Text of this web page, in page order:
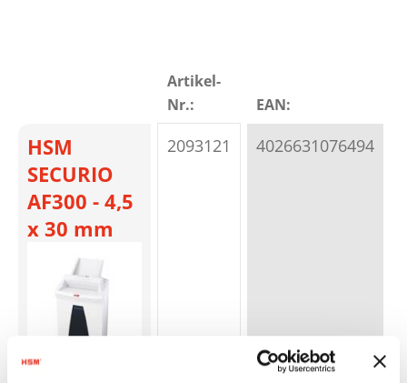
Artikel-
Nr.:
EAN:
HSM
SECURIO
AF300 - 4,5
x 30 mm
2093121 4026631076494